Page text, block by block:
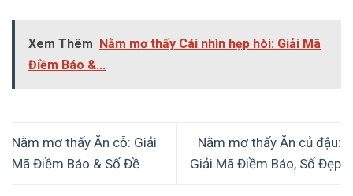
Xem Thêm Nằm mơ thấy Cái nhìn hẹp hòi: Giải Mã
Điềm Báo &...
Nằm mơ thấy Ăn cỗ: Giải
Mã Điềm Báo & Số Đề
Nằm mơ thấy Ăn củ đậu:
Giải Mã Điềm Báo, Số Đẹp